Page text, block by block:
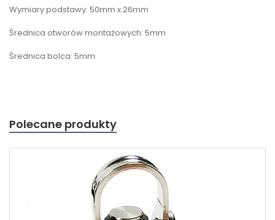
Wymiary podstawy: 50mm x 26mm
Średnica otworów montażowych: 5mm
Średnica bolca: 5mm
Polecane produkty